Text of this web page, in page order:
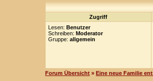
Zugriff
Lesen: Benutzer
Schreiben: Moderator
Gruppe: allgemein
Forum Übersicht » Eine neue Familie